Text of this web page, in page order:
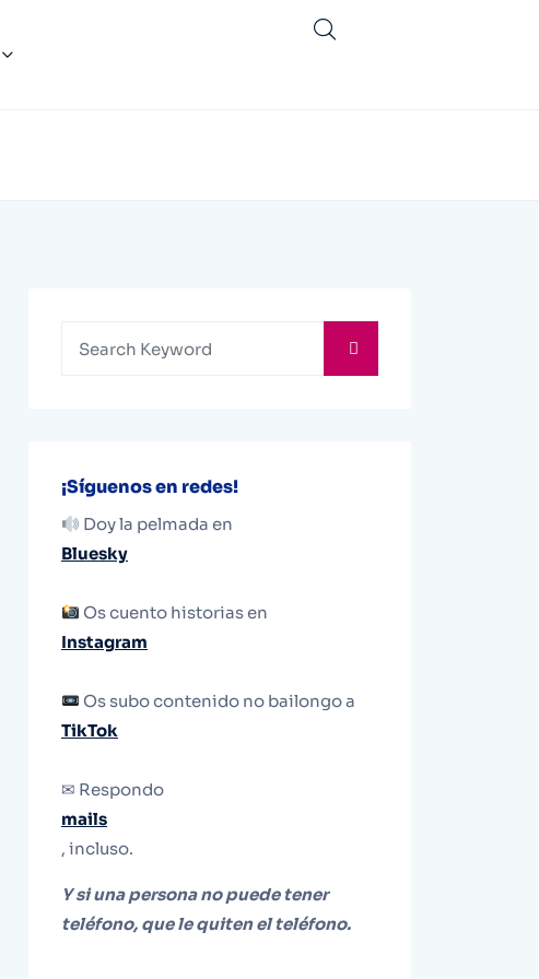
¡Síguenos en redes!
Doy la pelmada en
Bluesky
Os cuento historias en
Instagram
Os subo contenido no bailongo a
TikTok
✉ Respondo
mails
, incluso.
Y si una persona no puede tener
teléfono, que le quiten el teléfono.